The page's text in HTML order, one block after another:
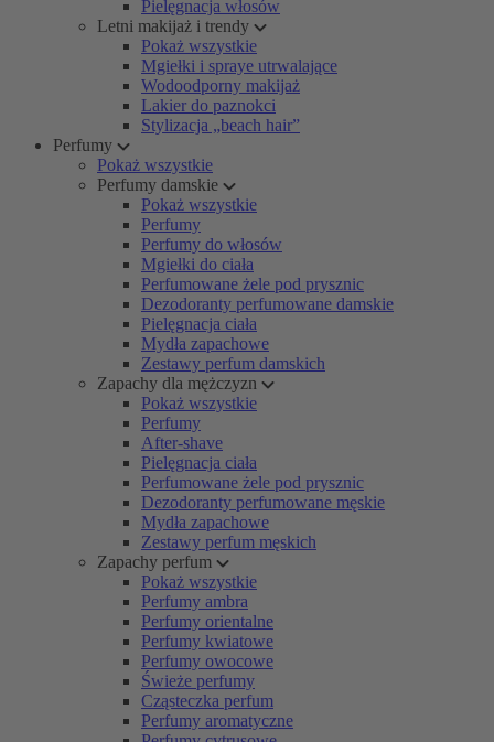
Pielęgnacja włosów
Letni makijaż i trendy
Pokaż wszystkie
Mgiełki i spraye utrwalające
Wodoodporny makijaż
Lakier do paznokci
Stylizacja „beach hair”
Perfumy
Pokaż wszystkie
Perfumy damskie
Pokaż wszystkie
Perfumy
Perfumy do włosów
Mgiełki do ciała
Perfumowane żele pod prysznic
Dezodoranty perfumowane damskie
Pielęgnacja ciała
Mydła zapachowe
Zestawy perfum damskich
Zapachy dla mężczyzn
Pokaż wszystkie
Perfumy
After-shave
Pielęgnacja ciała
Perfumowane żele pod prysznic
Dezodoranty perfumowane męskie
Mydła zapachowe
Zestawy perfum męskich
Zapachy perfum
Pokaż wszystkie
Perfumy ambra
Perfumy orientalne
Perfumy kwiatowe
Perfumy owocowe
Świeże perfumy
Cząsteczka perfum
Perfumy aromatyczne